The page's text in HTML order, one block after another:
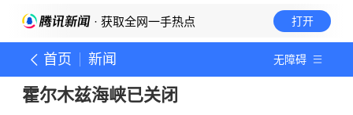
· 获取全网一手热点 打开
首页 新闻 无障碍
霍尔木兹海峡已关闭